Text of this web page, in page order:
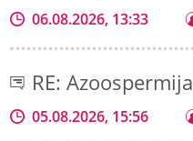
06.08.2026, 13:33
RE: Azoospermija
05.08.2026, 15:56